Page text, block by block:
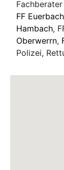
Fachberater
FF Euerbach
Hambach,
Oberwerrn,
Polizei,